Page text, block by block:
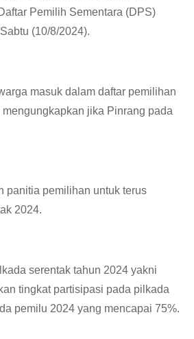
Pemilih Sementara (DPS)
(10/8/2024).
masuk dalam daftar pemilihan
jika Pinrang pada
panitia pemilihan untuk terus
2024.
serentak tahun 2024 yakni
tingkat partisipasi pada pilkada
pemilu 2024 yang mencapai 75%.